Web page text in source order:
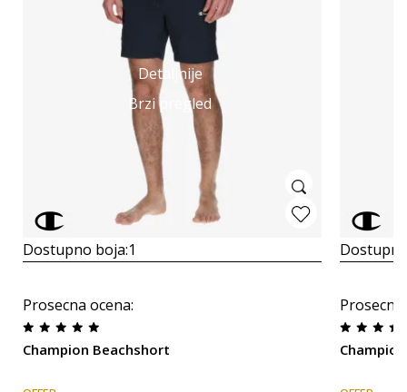
Detaljnije
Brzi pregled
Dostupno boja:1
Prosecna ocena:
Champion Beachshort